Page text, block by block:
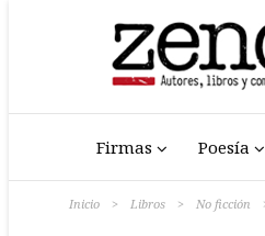
Firmas Poesía
Inicio > Libros > No ficción